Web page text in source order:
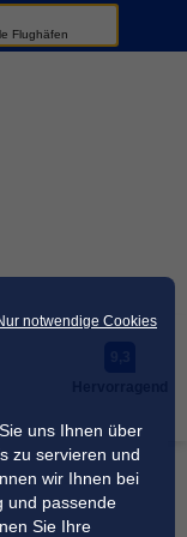
notwendige Cookies
uns Ihnen über
zu servieren und
wir Ihnen bei
und passende
Sie Ihre
Flughäfen